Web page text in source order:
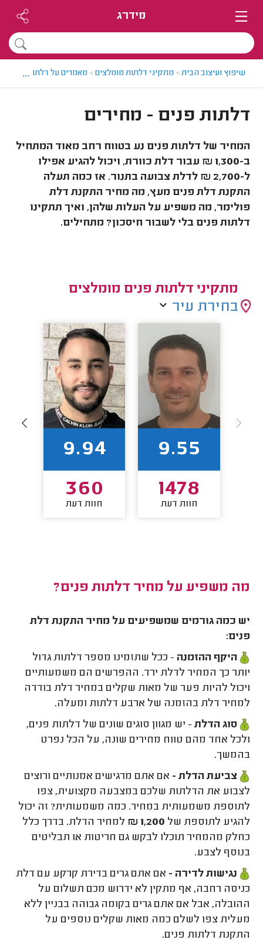
מידרג
שיפוץ ועיצוב הבית> מתקיני דלתות מומלצים> מאמרים על דלתות >...
דלתות פנים - מחירים
המחיר של דלתות פנים נע בטווח רחב מאוד המתחיל
ב-1,300 ₪ עבור דלת כוורת, ויכול להגיע אפילו
ל-2,700 ₪ לדלת צבועה בתנור. אז כמה תעלה
התקנת דלת פנים מעץ, מה מחיר התקנת דלת
פולימר, מה משפיע על העלות שלהן, ואיך תתקינו
דלתות פנים בלי לשבור חיסכון? מתחילים.
מתקיני דלתות פנים מומלצים
בחירת עיר
9.55
1478
חוות דעת
9.94
360
חוות דעת
מה משפיע על מחיר דלתות פנים?
יש כמה גורמים שמשפיעים על מחיר התקנת דלת
פנים:
היקף ההזמנה - ככל שתזמינו מספר דלתות גדול
יותר כך המחיר לדלת ירד. ההפרשים הם משמעותיים
ויכול להיות פער של מאות שקלים במחיר דלת בודדה
למחיר דלת בהזמנה של ארבע דלתות ומעלה.
סוג הדלת - יש מגוון סוגים שונים של דלתות פנים,
ולכל אחד מהם טווח מחירים שונה, על הכל נפרט
בהמשך.
צביעת הדלת - אם אתם מרגישים אמנותיים ורוצים
לצבוע את הדלתות שלכם במצבעה מקצועית, צפו
לתוספת משמעותית במחיר. כמה משמעותית? זה יכול
להגיע לתוספת של
למחיר הדלת. בדרך כלל
כחלק מהמחיר תוכלו לבקש גם חריטות או תבליטים
בנוסף לצבע.
נגישות לדירה - אם אתם גרים בדירת קרקע עם דלת
כניסה רחבה, אף מתקין לא ידרוש מכם תשלום על
ההובלה, אבל אם אתם גרים בקומה גבוהה בבניין ללא
מעלית צפו לשלם כמה מאות שקלים נוספים על
התקנת דלתות פנים.